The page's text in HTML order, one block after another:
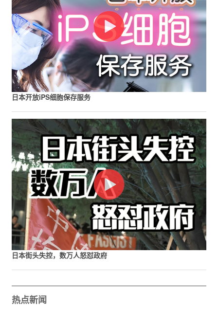
日本开放iPS细胞保存服务
日本街头失控，数万人怒怼政府
热点新闻